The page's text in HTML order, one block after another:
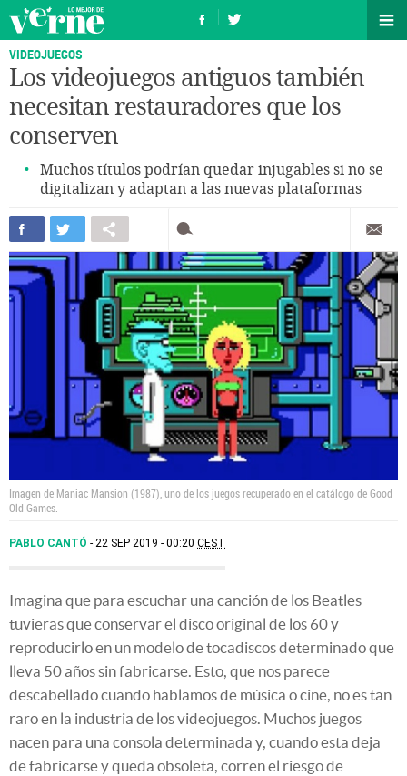
VIDEOJUEGOS
Los videojuegos antiguos también
necesitan restauradores que los
conserven
Muchos títulos podrían quedar injugables si no se
digitalizan y adaptan a las nuevas plataformas
Imagen de Maniac Mansion (1987), uno de los juegos recuperado en el catálogo de Good
Old Games.
PABLO CANTÓ 22 SEP 2019 - 00:20 CEST
Imagina que para escuchar una canción de los Beatles
tuvieras que conservar el disco original de los 60 y
reproducirlo en un modelo de tocadiscos determinado que
lleva 50 años sin fabricarse. Esto, que nos parece
descabellado cuando hablamos de música o cine, no es tan
raro en la industria de los videojuegos. Muchos juegos
nacen para una consola determinada y, cuando esta deja
de fabricarse y queda obsoleta, corren el riesgo de